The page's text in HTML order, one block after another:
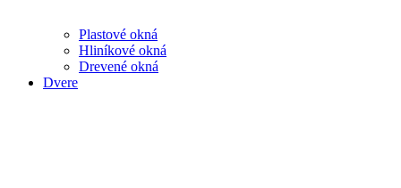
Plastové okná
Hliníkové okná
Drevené okná
Dvere